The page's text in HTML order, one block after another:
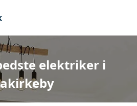
elektriker i